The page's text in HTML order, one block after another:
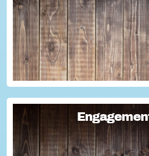
Engagement-Lotsen
Engagement-Lotsen tragen zu
Engagementkultur und damit zu